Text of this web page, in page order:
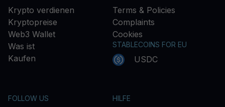
Krypto verdienen
Kryptopreise
Web3 Wallet
Was ist
Kaufen
Terms & Policies
Complaints
Cookies
STABLECOINS FOR EU
USDC
FOLLOW US HILFE